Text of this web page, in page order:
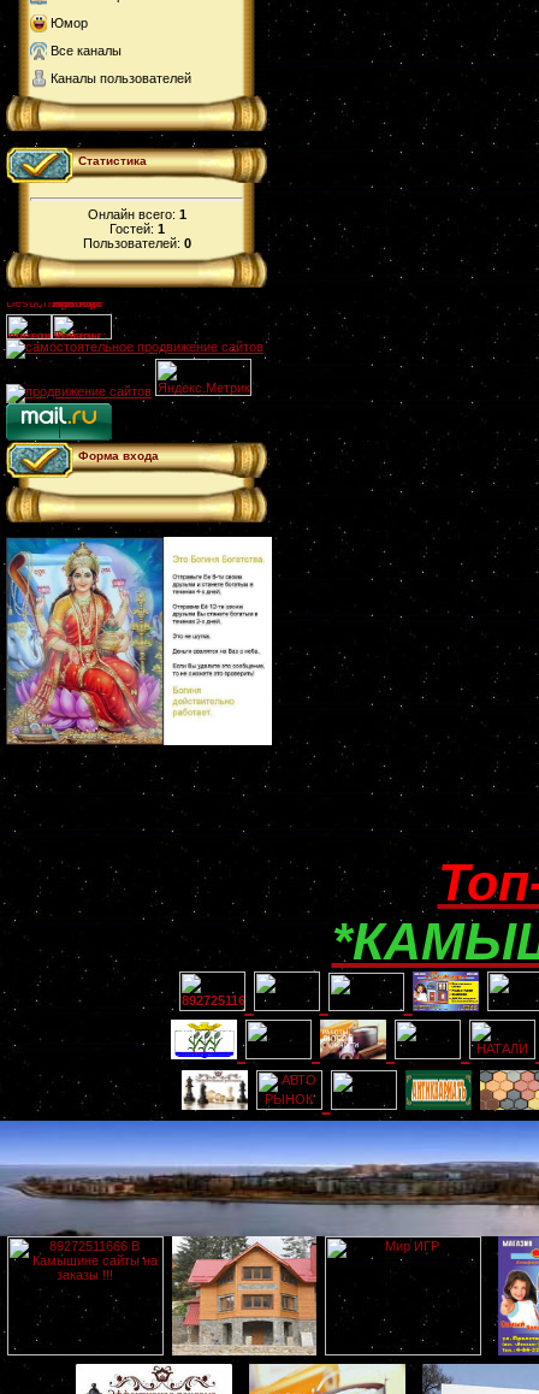
Юмор
Все каналы
Каналы пользователей
Статистика
Онлайн всего: 1
Гостей: 1
Пользователей: 0
Форма входа